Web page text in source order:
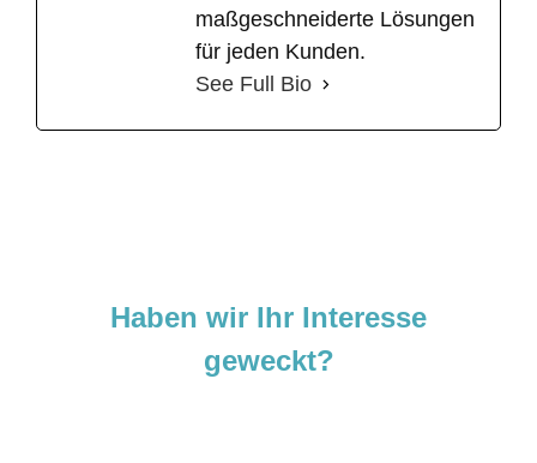
maßgeschneiderte Lösungen
für jeden Kunden.
See Full Bio
Haben wir Ihr Interesse
geweckt?